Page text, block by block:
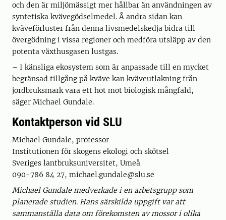
och den är miljömässigt mer hållbar än användningen av
syntetiska kvävegödselmedel. Å andra sidan kan
kväveförluster från denna livsmedelskedja bidra till
övergödning i vissa regioner och medföra utsläpp av den
potenta växthusgasen lustgas.
– I känsliga ekosystem som är anpassade till en mycket
begränsad tillgång på kväve kan kväveutlakning från
jordbruksmark vara ett hot mot biologisk mångfald,
säger Michael Gundale.
Kontaktperson vid SLU
Michael Gundale, professor
Institutionen för skogens ekologi och skötsel
Sveriges lantbruksuniversitet, Umeå
090-786 84 27, michael.gundale@slu.se
Michael Gundale medverkade i en arbetsgrupp som
planerade studien. Hans särskilda uppgift var att
sammanställa data om förekomsten av mossor i olika